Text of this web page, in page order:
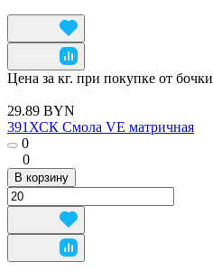
Цена за кг. при покупке от бочки
29.89 BYN
391ХСК Смола VE матричная
0
0
В корзину